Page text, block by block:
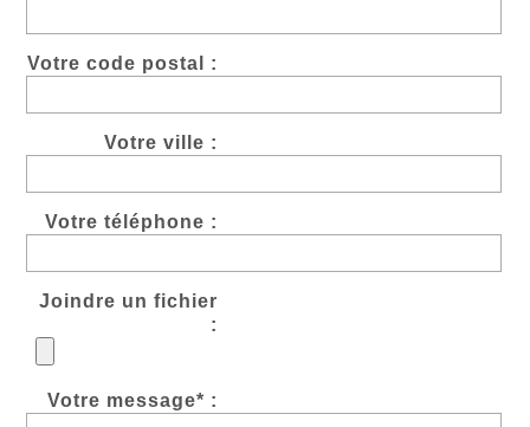
Votre code postal :
Votre ville :
Votre téléphone :
Joindre un fichier
:
Votre message* :